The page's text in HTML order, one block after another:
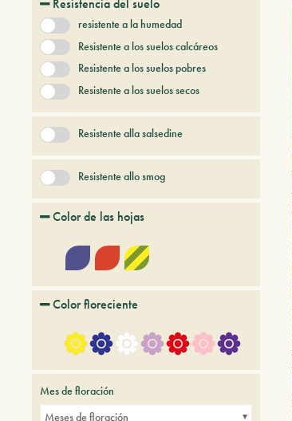
Hierbas perennes
Resistencia del suelo
resistente a la humedad
Resistente a los suelos calcáreos
Resistente a los suelos pobres
Resistente a los suelos secos
Resistente alla salsedine
Resistente allo smog
Color de las hojas
Color floreciente
Mes de floración
Meses de floración